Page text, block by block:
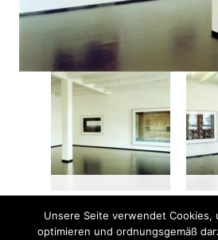
Unsere Seite verwendet Cookies,
optimieren und ordnungsgemäß